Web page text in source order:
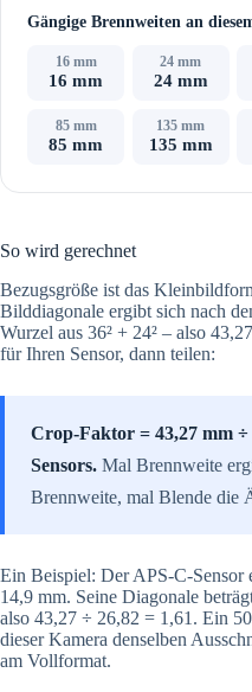
Gängige Brennweiten an
16 mm
16 mm
24 mm
24 mm
85 mm
85 mm
135 mm
135 mm
So wird gerechnet
Bezugsgröße ist das
Bilddiagonale ergibt sich nach
Wurzel aus 36² + 24² – also
für Ihren Sensor, dann teilen:
Crop-Faktor = 43,27 mm ÷
Sensors. Mal Brennweite
Brennweite, mal Blende die
Ein Beispiel: Der APS-C-Sensor
14,9 mm. Seine Diagonale
also 43,27 ÷ 26,82 = 1,61. Ein
dieser Kamera denselben
am Vollformat.